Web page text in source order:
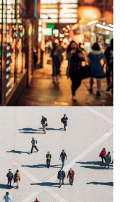
cizinců od
a Nařízení o